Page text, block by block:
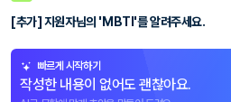
[추가] 지원자님의 'MBTI'를 알려주세요.
빠르게 시작하기
작성한 내용이 없어도 괜찮아요.